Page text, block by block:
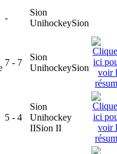
-
Sion
UnihockeySion
7 - 7
Sion
UnihockeySion
5 - 4
Sion
Unihockey
IISion II